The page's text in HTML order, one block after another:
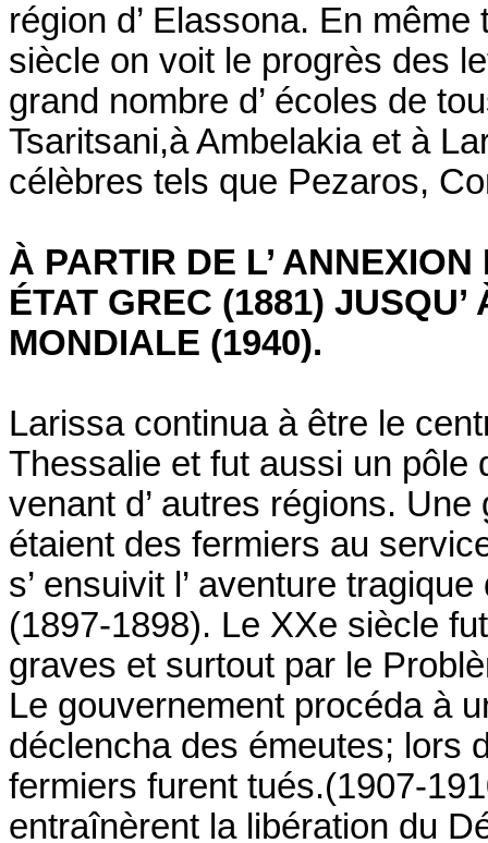
région d’ Elassona. En
siècle on voit le progrès des
grand nombre d’ écoles de
Tsaritsani,à Ambelakia et à
célèbres tels que Pezaros,
À PARTIR DE L’
ÉTAT GREC (1881)
MONDIALE (1940).
Larissa continua à être le
Thessalie et fut aussi un pôle
venant d’ autres régions.
étaient des fermiers au
s’ ensuivit l’ aventure
(1897-1898). Le XXe siècle
graves et surtout par le
Le gouvernement procéda à
déclencha des émeutes; lors
fermiers furent tués.(1907-
entraînèrent la libération du